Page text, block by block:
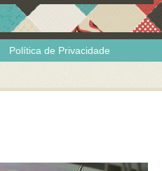
Política de Privacidade